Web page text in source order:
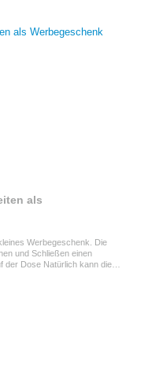
als
Werbegeschenk. Die
und Schließen einen
der Dose Natürlich kann die
zum idealen
als Streuartikel auf z.B.
in 4 Sorten: